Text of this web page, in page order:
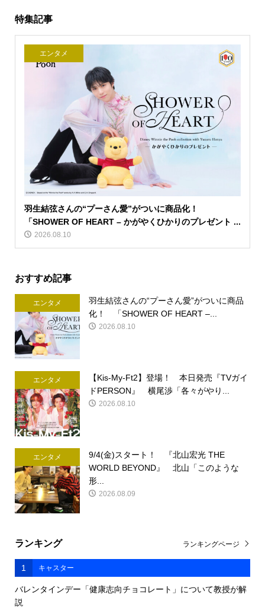
特集記事
エンタメ
羽生結弦さんの“プーさん愛”がついに商品化！
「SHOWER OF HEART – かがやくひかりのプレゼント ...
2026.08.10
おすすめ記事
エンタメ
羽生結弦さんの“プーさん愛”がついに商品
化！ 「SHOWER OF HEART –...
2026.08.10
エンタメ
【Kis-My-Ft2】登場！ 本日発売『TVガイ
ドPERSON』 横尾渉「各々がやり...
2026.08.10
エンタメ
9/4(金)スタート！ 『北山宏光 THE
WORLD BEYOND』 北山「このような
形...
2026.08.09
ランキング
1 キャスター
バレンタインデー「健康志向チョコレート」について教授が解
説
ランキングページ